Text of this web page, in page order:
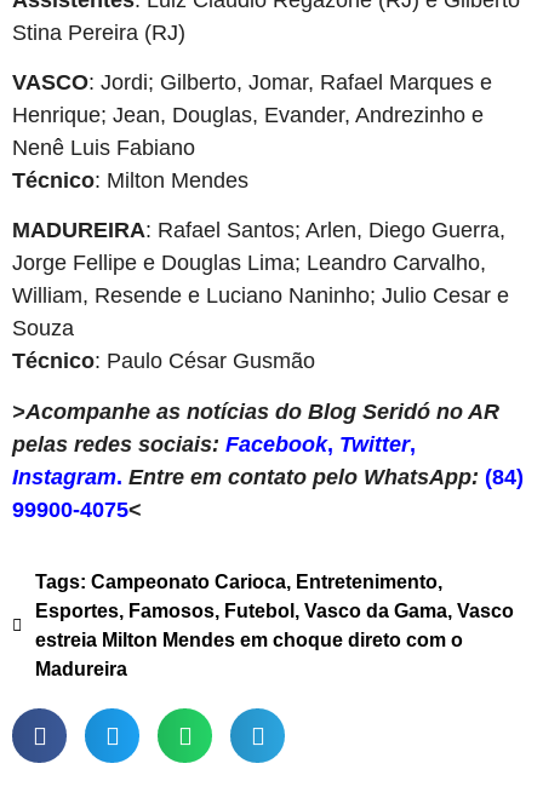
Stina Pereira (RJ)
VASCO: Jordi; Gilberto, Jomar, Rafael Marques e
Henrique; Jean, Douglas, Evander, Andrezinho e
Nenê Luis Fabiano
Técnico: Milton Mendes
MADUREIRA: Rafael Santos; Arlen, Diego Guerra,
Jorge Fellipe e Douglas Lima; Leandro Carvalho,
William, Resende e Luciano Naninho; Julio Cesar e
Souza
Técnico: Paulo César Gusmão
>Acompanhe as notícias do Blog Seridó no AR
pelas redes sociais: Facebook, Twitter,
Instagram. Entre em contato pelo WhatsApp: (84)
99900-4075<
Tags: Campeonato Carioca, Entretenimento,
Esportes, Famosos, Futebol , Vasco da Gama, Vasco
estreia Milton Mendes em choque direto com o
Madureira